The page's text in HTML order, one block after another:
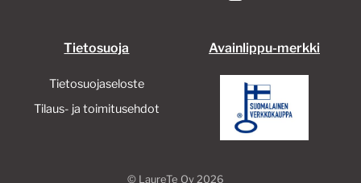
Tietosuoja
Tietosuojaseloste
Tilaus- ja toimitusehdot
Avainlippu-merkki
© LaureTe Oy2026